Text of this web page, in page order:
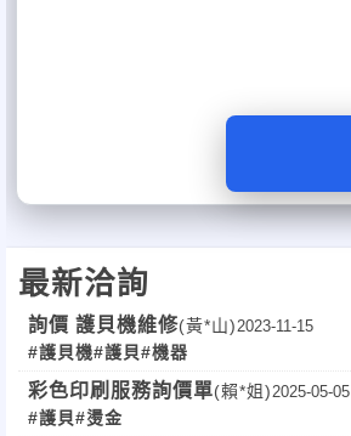
最新洽詢
詢價 護貝機維修(黃*山) 2023-11-15
#護貝機#護貝#機器
彩色印刷服務詢價單(賴*姐) 2025-05-05
#護貝#燙金